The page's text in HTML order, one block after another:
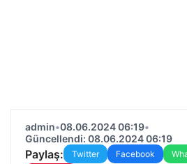
admin•08.06.2024 06:19•
Güncellendi: 08.06.2024 06:19
Paylaş: Twitter Facebook